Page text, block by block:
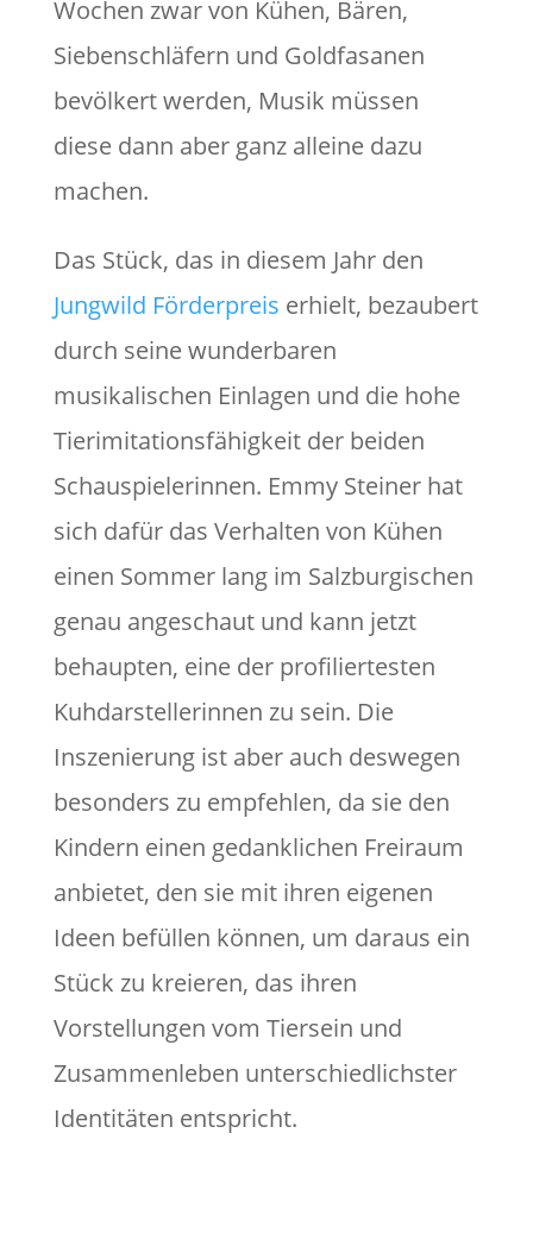
Wochen zwar von Kühen, Bären,
Siebenschläfern und Goldfasanen
bevölkert werden, Musik müssen
diese dann aber ganz alleine dazu
machen.
Das Stück, das in diesem Jahr den
Jungwild Förderpreis erhielt, bezaubert
durch seine wunderbaren
musikalischen Einlagen und die hohe
Tierimitationsfähigkeit der beiden
Schauspielerinnen. Emmy Steiner hat
sich dafür das Verhalten von Kühen
einen Sommer lang im Salzburgischen
genau angeschaut und kann jetzt
behaupten, eine der profiliertesten
Kuhdarstellerinnen zu sein. Die
Inszenierung ist aber auch deswegen
besonders zu empfehlen, da sie den
Kindern einen gedanklichen Freiraum
anbietet, den sie mit ihren eigenen
Ideen befüllen können, um daraus ein
Stück zu kreieren, das ihren
Vorstellungen vom Tiersein und
Zusammenleben unterschiedlichster
Identitäten entspricht.